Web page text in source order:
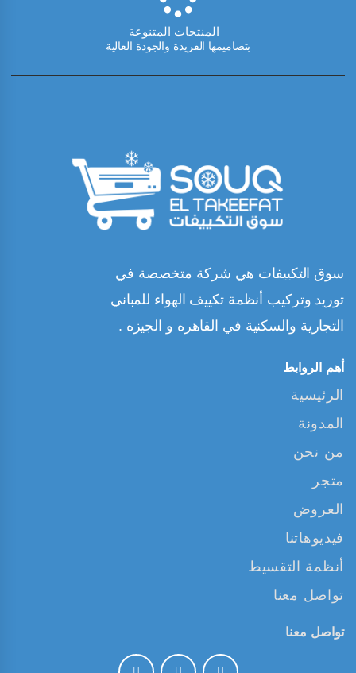
المنتجات المتنوعة
بتصاميمها الفريدة والجودة العالية
سوق التكييفات هي شركة متخصصة في
توريد وتركيب أنظمة تكييف الهواء للمباني
التجارية والسكنية في القاهره و الجيزه .
أهم الروابط
الرئيسية
المدونة
من نحن
متجر
العروض
فيديوهاتنا
أنظمة التقسيط
تواصل معنا
تواصل معنا